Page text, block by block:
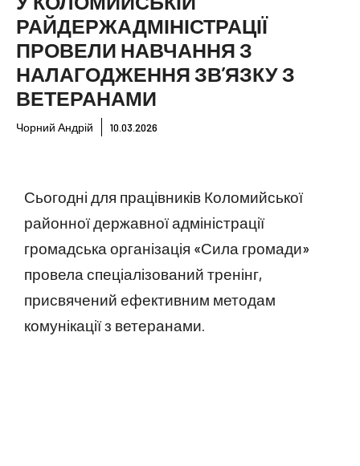
РАЙДЕРЖАДМІНІСТРАЦІЇ
ПРОВЕЛИ НАВЧАННЯ З
НАЛАГОДЖЕННЯ ЗВ’ЯЗКУ З
ВЕТЕРАНАМИ
Чорний Андрій 10.03.2026
Сьогодні для працівників Коломийської
районної державної адміністрації
громадська організація «Сила громади»
провела спеціалізований тренінг,
присвячений ефективним методам
комунікації з ветеранами.